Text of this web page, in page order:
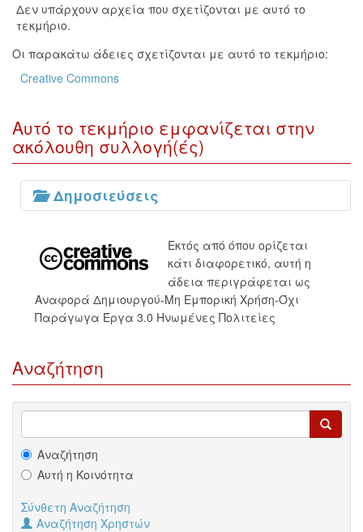
Δεν υπάρχουν αρχεία που σχετίζονται με αυτό το
τεκμήριο.
Οι παρακάτω άδειες σχετίζονται με αυτό το τεκμήριο:
Creative Commons
Αυτό το τεκμήριο εμφανίζεται στην
ακόλουθη συλλογή(ές)
Δημοσιεύσεις
Εκτός από όπου ορίζεται
κάτι διαφορετικό, αυτή η
άδεια περιγράφεται ως
Αναφορά Δημιουργού-Μη Εμπορική Χρήση-Όχι
Παράγωγα Έργα 3.0 Ηνωμένες Πολιτείες
Αναζήτηση
Αναζήτηση
Αυτή η Κοινότητα
Σύνθετη Αναζήτηση
Αναζήτηση Χρηστών